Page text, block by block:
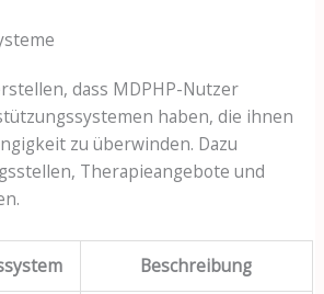
dass MDPHP-Nutzer
haben, die ihnen
zu überwinden. Dazu
Therapieangebote und
Beschreibung